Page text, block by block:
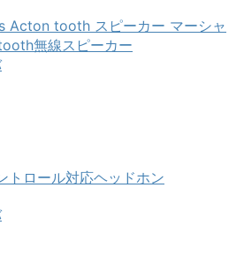
Acton tooth スピーカー マーシャ
無線スピーカー
トロール対応ヘッドホン